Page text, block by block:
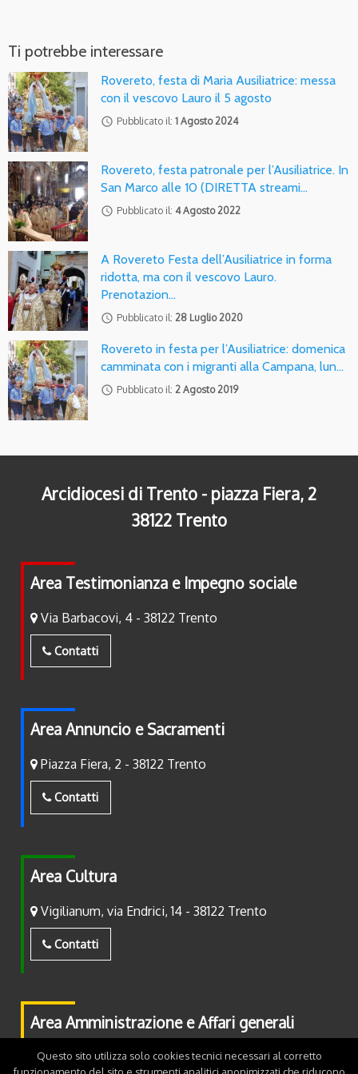
Ti potrebbe interessare
Rovereto, festa di Maria Ausiliatrice: messa
con il vescovo Lauro il 5 agosto
access_time Pubblicato il: 1 Agosto 2024
Rovereto, festa patronale per l’Ausiliatrice. In
San Marco alle 10 (DIRETTA streami…
access_time Pubblicato il: 4 Agosto 2022
A Rovereto Festa dell’Ausiliatrice in forma
ridotta, ma con il vescovo Lauro.
Prenotazion…
access_time Pubblicato il: 28 Luglio 2020
Rovereto in festa per l’Ausiliatrice: domenica
camminata con i migranti alla Campana, lun…
access_time Pubblicato il: 2 Agosto 2019
Arcidiocesi di Trento - piazza Fiera, 2
38122 Trento
Area Testimonianza e Impegno sociale
Via Barbacovi, 4 - 38122 Trento
Contatti
Area Annuncio e Sacramenti
Piazza Fiera, 2 - 38122 Trento
Contatti
Area Cultura
Vigilianum, via Endrici, 14 - 38122 Trento
Contatti
Area Amministrazione e Affari generali
Piazza Fiera, 2 - 38122 Trento
Questo sito utilizza solo cookies tecnici necessari al corretto
funzionamento del sito e strumenti analitici anonimizzati che riducono